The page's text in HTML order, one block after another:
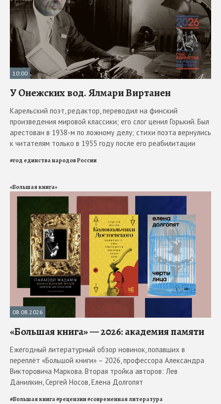
10:00
У Онежских вод. Ялмари Виртанен
Карельский поэт, редактор, переводил на финский
произведения мировой классики; его слог ценил Горький. Был
арестован в 1938-м по ложному делу; стихи поэта вернулись
к читателям только в 1955 году после его реабилитации
#год единства народов России
«Большая книга»
08.08.2026
«Большая книга» — 2026: академия памяти
Ежегодный литературный обзор новинок, попавших в
переплёт «Большой книги» – 2026, профессора Александра
Викторовича Маркова. Вторая тройка авторов: Лев
Данилкин, Сергей Носов, Елена Долгопят
#Большая книга#рецензии#современная литература